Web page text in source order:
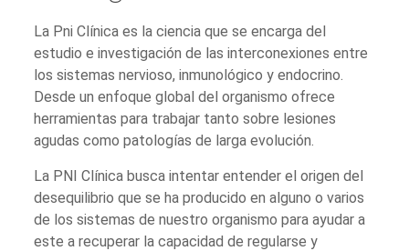
La Pni Clínica es la ciencia que se encarga del
estudio e investigación de las interconexiones entre
los sistemas nervioso, inmunológico y endocrino.
Desde un enfoque global del organismo ofrece
herramientas para trabajar tanto sobre lesiones
agudas como patologías de larga evolución.
La PNI Clínica busca intentar entender el origen del
desequilibrio que se ha producido en alguno o varios
de los sistemas de nuestro organismo para ayudar a
este a recuperar la capacidad de regularse y